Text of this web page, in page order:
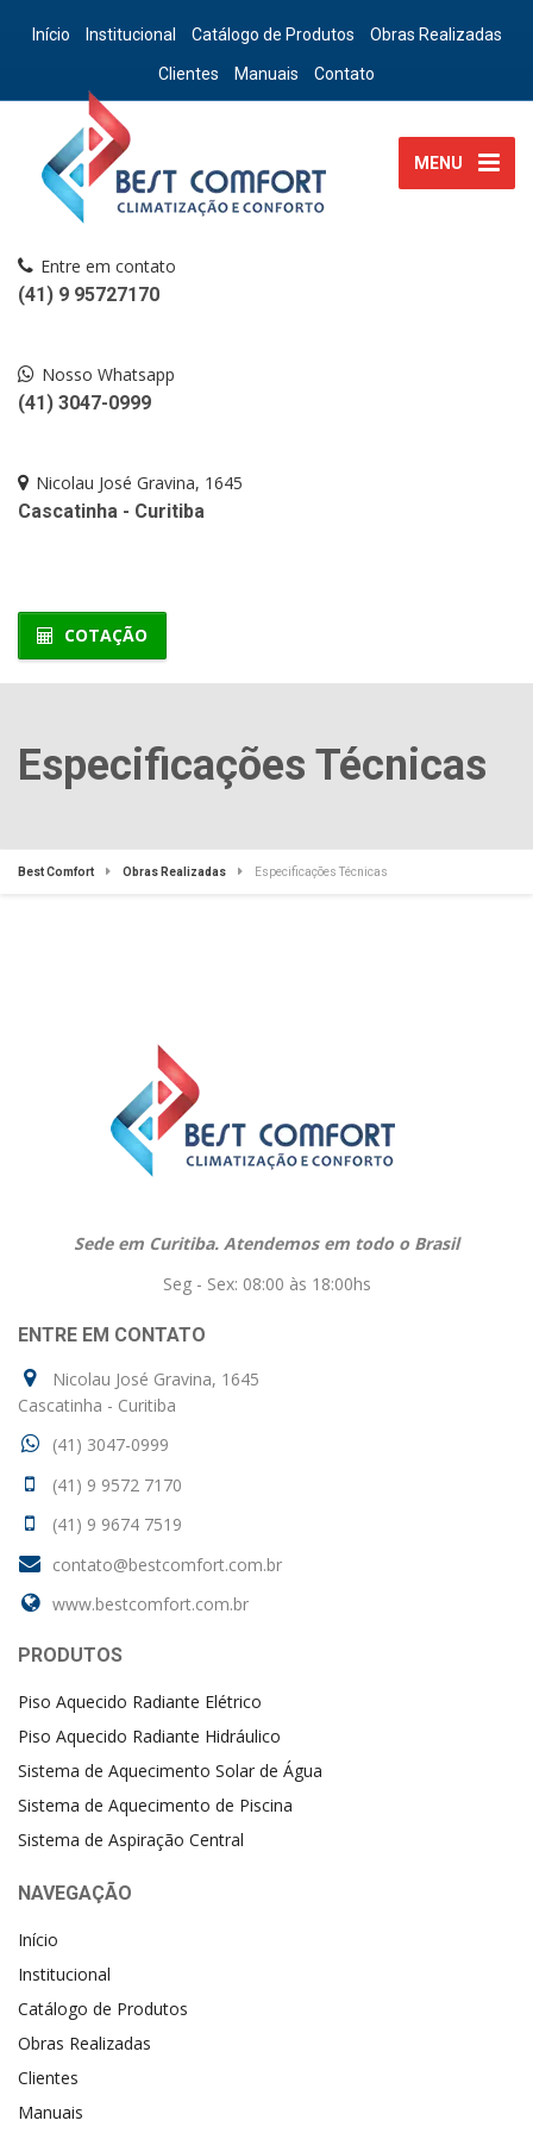
Início Institucional Catálogo de Produtos Obras Realizadas
Clientes Manuais Contato
MENU
Entre em contato
(41) 9 95727170
Nosso Whatsapp
(41) 3047-0999
Nicolau José Gravina, 1645
Cascatinha - Curitiba
COTAÇÃO
Especificações Técnicas
Best Comfort Obras Realizadas Especificações Técnicas
Sede em Curitiba. Atendemos em todo o Brasil
Seg - Sex: 08:00 às 18:00hs
ENTRE EM CONTATO
Nicolau José Gravina, 1645
Cascatinha - Curitiba
(41) 3047-0999
(41) 9 9572 7170
(41) 9 9674 7519
contato@bestcomfort.com.br
www.bestcomfort.com.br
PRODUTOS
Piso Aquecido Radiante Elétrico
Piso Aquecido Radiante Hidráulico
Sistema de Aquecimento Solar de Água
Sistema de Aquecimento de Piscina
Sistema de Aspiração Central
NAVEGAÇÃO
Início
Institucional
Catálogo de Produtos
Obras Realizadas
Clientes
Manuais